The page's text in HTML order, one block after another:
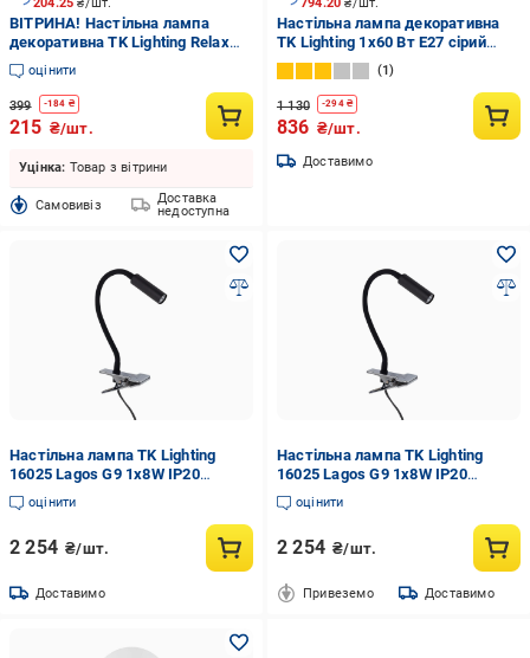
ВІТРИНА! Настільна лампа
декоративна TK Lighting Relax
Czarny 1x40 Вт E14 чорний 5140
оцінити
399 -184 ₴
215 ₴/шт.
Уцінка: Товар з вітрини
Cамовивіз
Доставка
недоступна
Настільна лампа декоративна
TK Lighting 1x60 Вт E27 сірий
2881
1
1 130 -294₴
836 ₴/шт.
Доставимо
Настільна лампа TK Lighting
16025 Lagos G9 1x8W IP20
Чорний (36554717)
оцінити
2 254 ₴/шт.
Доставимо
Настільна лампа TK Lighting
16025 Lagos G9 1x8W IP20
Чорний (36238056)
оцінити
2 254 ₴/шт.
Привеземо Доставимо